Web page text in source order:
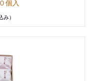
個入
み）